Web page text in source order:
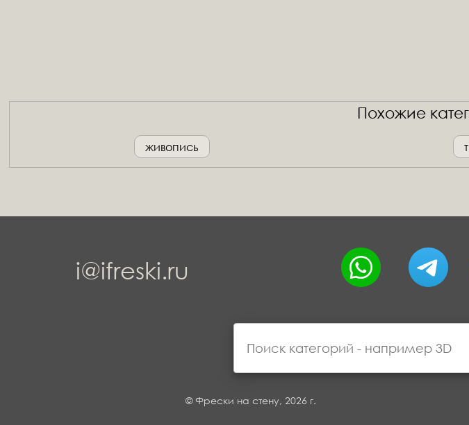
Похожие
живопись
i@ifreski.ru
© Фрески на стену, 2026 г.